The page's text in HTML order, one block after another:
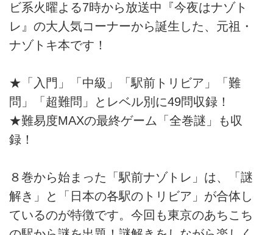
ビ系火曜よる7時から放送中『今夜はナゾト
レ』の大人気コーナーから誕生した、元祖・
ナゾトキ本です！
★「入門」「中級」「駅前トリビア」「難
問」「超難問」とレベル別に49問収録！
★難易度MAXの最終ゲーム「全巻謎」も収
録！
８巻から始まった「駅前ナゾトレ」は、「謎
解き」と「日本の各駅のトリビア」が合体し
ているのが特徴です。今回も東京のあちこち